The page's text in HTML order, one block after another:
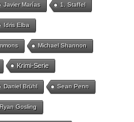
Javier Marías 1. Staffel
Idris Elba
Michael Shannon
Krimi-Serie
Daniel Brühl Sean Penn
Ryan Gosling